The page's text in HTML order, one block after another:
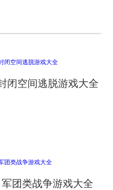
闭空间逃脱游戏大全
军团类战争游戏大全